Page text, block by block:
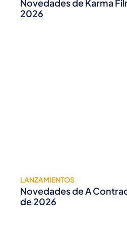
Novedades de Karma
2026
LANZAMIENTOS
Novedades de A
de 2026